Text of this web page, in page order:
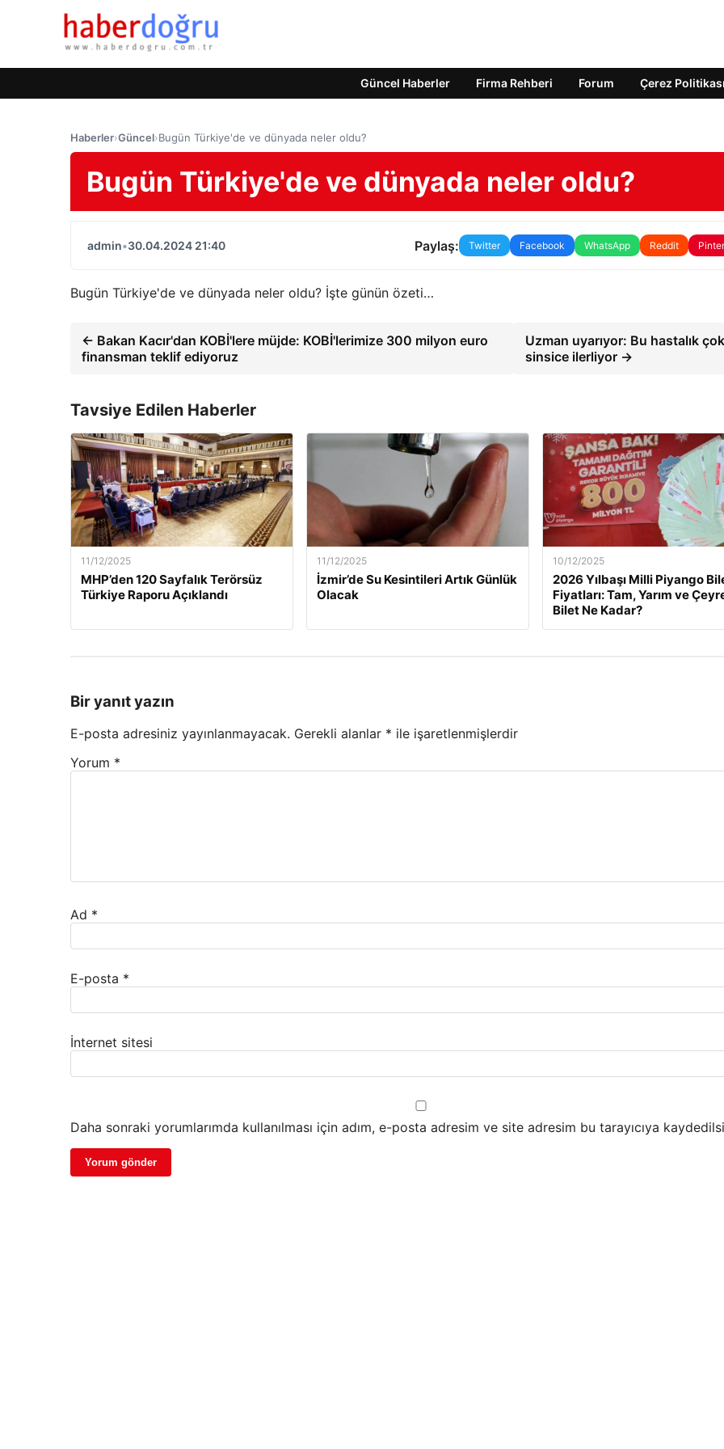
Güncel Haberler Firma Rehberi Forum Çerez Politikası
Haberler›Güncel›Bugün Türkiye'de ve dünyada neler oldu?
Bugün Türkiye'de ve dünyada neler oldu?
admin•30.04.2024 21:40 Paylaş: Twitter Facebook WhatsApp Reddit
Bugün Türkiye'de ve dünyada neler oldu? İşte günün özeti…
← Bakan Kacır'dan KOBİ'lere müjde: KOBİ'lerimize 300 milyon euro
finansman teklif ediyoruz
Uzman uyarıyor: Bu hastalık çok
sinsice ilerliyor →
Tavsiye Edilen Haberler
11/12/2025
MHP’den 120 Sayfalık Terörsüz
Türkiye Raporu Açıklandı
11/12/2025
İzmir’de Su Kesintileri Artık Günlük
Olacak
10/12/2025
2026 Yılbaşı Milli Piyango
Fiyatları: Tam, Yarım ve
Bilet Ne Kadar?
Bir yanıt yazın
E-posta adresiniz yayınlanmayacak. Gerekli alanlar * ile işaretlenmişlerdir
Yorum *
Ad *
E-posta *
İnternet sitesi
Daha sonraki yorumlarımda kullanılması için adım, e-posta adresim ve site adresim bu tarayıcıya